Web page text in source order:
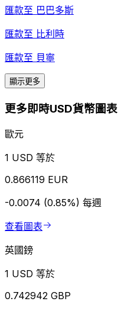
匯款至 巴巴多斯
匯款至 比利時
匯款至 貝寧
顯示更多
更多即時USD貨幣圖表
歐元
1 USD 等於
0.866119 EUR
-0.0074 (0.85%) 每週
查看圖表
英國鎊
1 USD 等於
0.742942 GBP